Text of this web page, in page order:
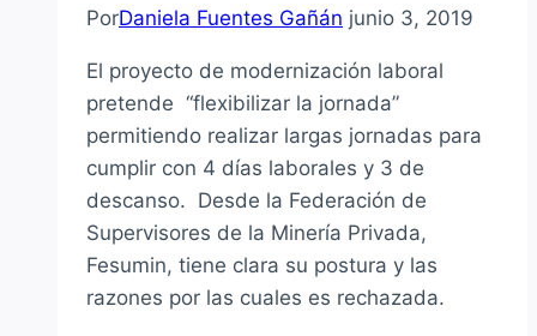
la
del
Trabajo
PorDaniela Fuentes Gañán junio 3, 2019
El proyecto de modernización laboral
pretende “flexibilizar la jornada”
permitiendo realizar largas jornadas para
cumplir con 4 días laborales y 3 de
descanso. Desde la Federación de
Supervisores de la Minería Privada,
Fesumin, tiene clara su postura y las
razones por las cuales es rechazada.